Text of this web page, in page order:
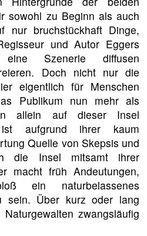
sowohl zu Beginn als auch
nur bruchstückhaft Dinge,
und Autor Eggers
Szenerie diffusen
Doch nicht nur die
eigentlich für Menschen
Publikum nun mehr als
allein auf dieser Insel
aufgrund ihrer kaum
Quelle von Skepsis und
die Insel mitsamt ihrer
macht früh Andeutungen,
ein naturbelassenes
sein. Über kurz oder lang
zwangsläufig